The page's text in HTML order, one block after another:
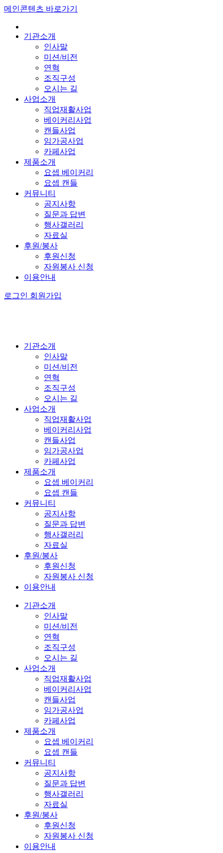
메인콘텐츠 바로가기
기관소개
인사말
미션/비전
연혁
조직구성
오시는 길
사업소개
직업재활사업
베이커리사업
캔들사업
임가공사업
카페사업
제품소개
요셉 베이커리
요셉 캔들
커뮤니티
공지사항
질문과 답변
행사갤러리
자료실
후원/봉사
후원신청
자원봉사 신청
이용안내
로그인 회원가입
기관소개
인사말
미션/비전
연혁
조직구성
오시는 길
사업소개
직업재활사업
베이커리사업
캔들사업
임가공사업
카페사업
제품소개
요셉 베이커리
요셉 캔들
커뮤니티
공지사항
질문과 답변
행사갤러리
자료실
후원/봉사
후원신청
자원봉사 신청
이용안내
기관소개
인사말
미션/비전
연혁
조직구성
오시는 길
사업소개
직업재활사업
베이커리사업
캔들사업
임가공사업
카페사업
제품소개
요셉 베이커리
요셉 캔들
커뮤니티
공지사항
질문과 답변
행사갤러리
자료실
후원/봉사
후원신청
자원봉사 신청
이용안내